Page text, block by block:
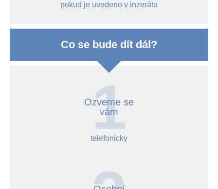
pokud je uvedeno v inzerátu
Co se bude dít dál?
Ozveme se
vám
telefonicky